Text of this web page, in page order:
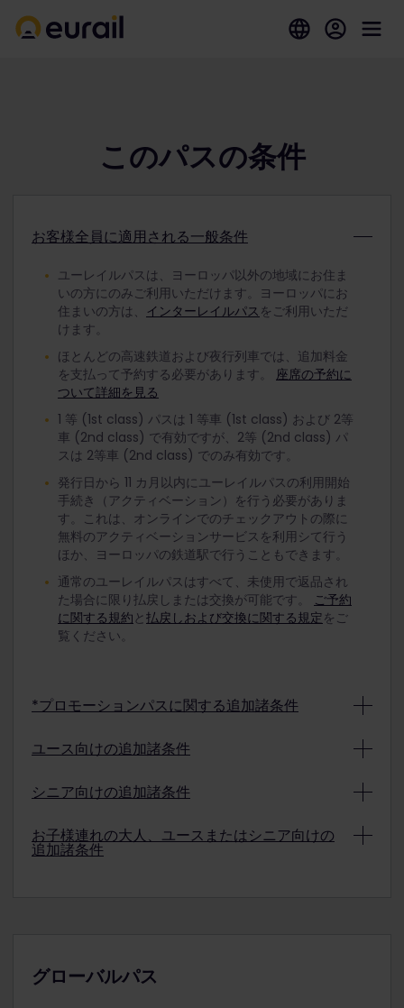
このパスの条件
お客様全員に適用される一般条件
ユーレイルパスは、ヨーロッパ以外の地域にお住ま
いの方にのみご利用いただけます。ヨーロッパにお
住まいの方は、 インターレイルパス をご利用いただ
けます。
ほとんどの高速鉄道および夜行列車では、追加料金
を支払って予約する必要があります。 座席の予約に
ついて詳細を見る
1 等 (1st class) パスは 1 等車 (1st class) および 2等
車 (2nd class) で有効ですが、2等 (2nd class) パ
スは 2等車 (2nd class) でのみ有効です。
発行日から 11 カ月以内にユーレイルパスの利用開始
手続き（アクティベーション）を行う必要がありま
す。これは、オンラインでのチェックアウトの際に
無料のアクティベーションサービスを利用シて行う
ほか、ヨーロッパの鉄道駅で行うこともできます。
通常のユーレイルパスはすべて、未使用で返品され
た場合に限り払戻しまたは交換が可能です。 ご予約
に関する規約 と払戻しおよび交換に関する規定をご
覧ください。
*プロモーションパスに関する追加諸条件
プロモーションの条件により、プロモーションで購
入されたユーレイルパスは払戻しおよび交換の対象
ンパスの払戻しや交換が可能かどうかはお支払いの
ユース向けの追加諸条件
割引料金のユースパスを利用する方は、旅行開始日
に選択した日時点で 12 歳から 27 歳まででなければ
注：小児用パスはユースパスと組み合わせて使用で
シニア向けの追加諸条件
割引料金のシニアパスを利用する方は、旅行開始日
に選択した日時点で 60 歳以上でなければなりませ
お子様連れの大人、ユースまたはシニア向けの
追加諸条件
4 歳から 11 歳までのお子様は、小児用パスを利用し
て無料で旅行できます。お子様には、大人用パス、
グローバルパス